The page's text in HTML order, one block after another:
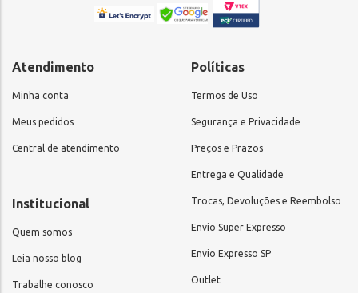
Atendimento
Minha conta
Meus pedidos
Central de atendimento
Institucional
Quem somos
Leia nosso blog
Trabalhe conosco
Políticas
Termos de Uso
Segurança e Privacidade
Preços e Prazos
Entrega e Qualidade
Trocas, Devoluções e Reembolso
Envio Super Expresso
Envio Expresso SP
Outlet